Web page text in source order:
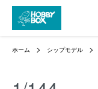
ホーム シップモデル